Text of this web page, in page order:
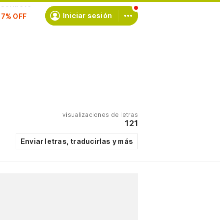
Iniciar sesión
visualizaciones de letras
121
Enviar letras, traducirlas y más